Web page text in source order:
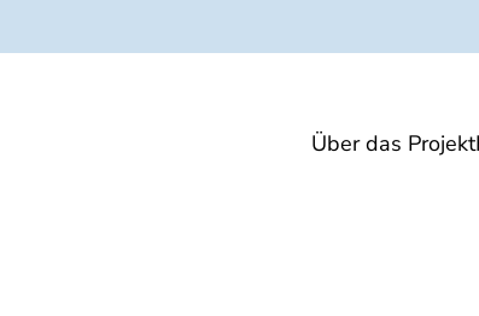
Über das Projekt
Citizen Science